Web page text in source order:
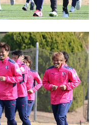
ッソフットサルパーク長居
STADIUM
クール
ラブ